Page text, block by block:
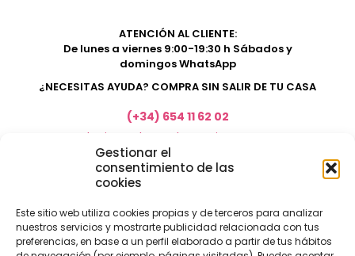
Gestionar el
consentimiento de las
cookies
Este sitio web utiliza cookies propias y de terceros para analizar
nuestros servicios y mostrarte publicidad relacionada con tus
preferencias, en base a un perfil elaborado a partir de tus hábitos
ATENCIÓN AL CLIENTE:
De lunes a viernes 9:00-19:30 h Sábados y
domingos WhatsApp
¿NECESITAS AYUDA? COMPRA SIN SALIR DE TU CASA
(+34) 654 11 62 02
marketing@electrodomesticosacosta.es
Tienda de muebles en Fuengirola
Tienda de muebles en Torremolinos
Tienda de muebles en Benalmádena
Tienda de muebles en el Rincón de la Victoria